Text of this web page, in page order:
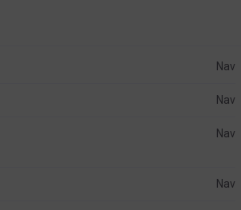
Nav
Nav
Nav
Nav